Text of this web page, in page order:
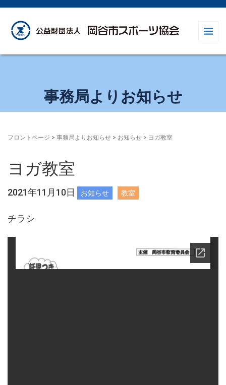
事務局よりお知らせ
フロントページ > 事務局よりお知らせ > お知らせ > ヨガ教室
ヨガ教室
2021年11月10日 お知らせ 教室
チラシ